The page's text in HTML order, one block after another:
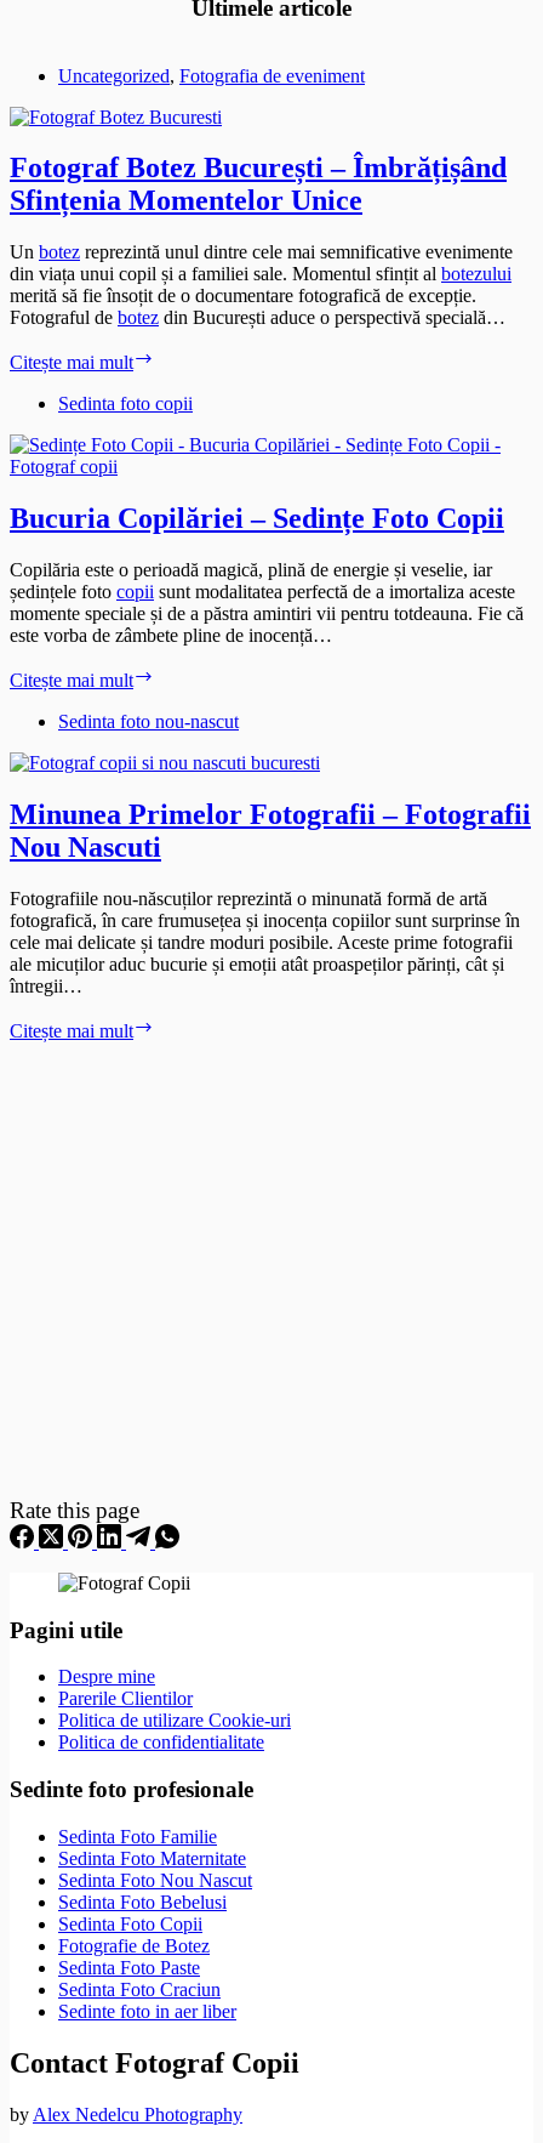
Ultimele articole
Uncategorized, Fotografia de eveniment
Fotograf Botez București – Îmbrățișând
Sfințenia Momentelor Unice
Un botez reprezintă unul dintre cele mai semnificative evenimente
din viața unui copil și a familiei sale. Momentul sfințit al botezului
merită să fie însoțit de o documentare fotografică de excepție.
Fotograful de botez din București aduce o perspectivă specială…
Citește mai mult
București
Îmbrățișând
Unice
Sedinta foto copii
Bucuria Copilăriei – Sedințe Foto Copii
Copilăria este o perioadă magică, plină de energie și veselie, iar
ședințele foto copii sunt modalitatea perfectă de a imortaliza aceste
momente speciale și de a păstra amintiri vii pentru totdeauna. Fie că
este vorba de zâmbete pline de inocență…
Citește mai mult
–
Foto
Sedinta foto nou-nascut
Minunea Primelor Fotografii – Fotografii
Nou Nascuti
Fotografiile nou-născuților reprezintă o minunată formă de artă
fotografică, în care frumusețea și inocența copiilor sunt surprinse în
cele mai delicate și tandre moduri posibile. Aceste prime fotografii
ale micuților aduc bucurie și emoții atât proaspeților părinți, cât și
întregii…
Citește mai mult
Rate this page
Pagini utile
Despre mine
Parerile Clientilor
Politica de utilizare Cookie-uri
Politica de confidentialitate
Sedinte foto profesionale
Sedinta Foto Familie
Sedinta Foto Maternitate
Sedinta Foto Nou Nascut
Sedinta Foto Bebelusi
Sedinta Foto Copii
Fotografie de Botez
Sedinta Foto Paste
Sedinta Foto Craciun
Sedinte foto in aer liber
Contact Fotograf Copii
by Alex Nedelcu Photography